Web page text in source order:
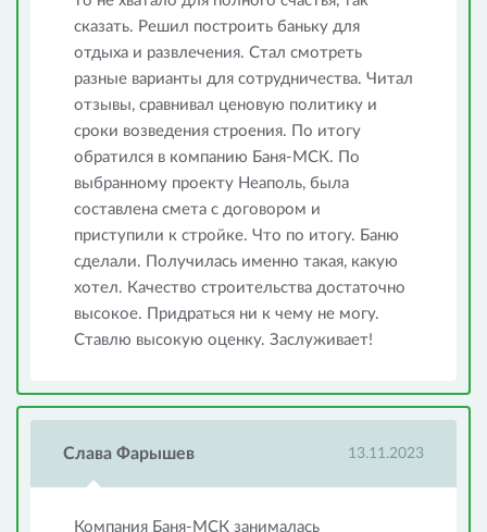
сказать. Решил построить баньку для
отдыха и развлечения. Стал смотреть
разные варианты для сотрудничества. Читал
отзывы, сравнивал ценовую политику и
сроки возведения строения. По итогу
обратился в компанию Баня-МСК. По
выбранному проекту Неаполь, была
составлена смета с договором и
приступили к стройке. Что по итогу. Баню
сделали. Получилась именно такая, какую
хотел. Качество строительства достаточно
высокое. Придраться ни к чему не могу.
Ставлю высокую оценку. Заслуживает!
Слава Фарышев 13.11.2023
Компания Баня-МСК занималась